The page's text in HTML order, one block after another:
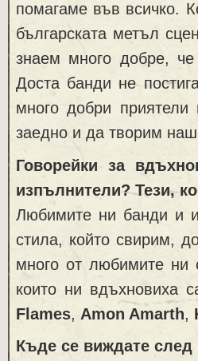
помагаме във всичко.
българската метъл
знаем много добре,
Доста банди не
много добри
заедно и да творим
Говорейки за
изпълнители? Тези,
Любимите ни банди и
стила, който свирим,
много от любимите ни
които ни вдъхновиха
Flames, Amon Amarth,
Къде се виждате